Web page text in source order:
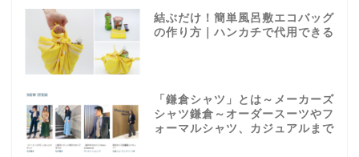
結ぶだけ！簡単風呂敷エコバッグ
の作り方｜ハンカチで代用できる
「鎌倉シャツ」とは～メーカーズ
シャツ鎌倉～オーダースーツやフ
ォーマルシャツ、カジュアルまで